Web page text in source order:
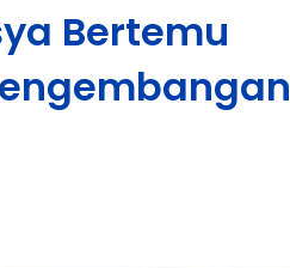
Bertemu